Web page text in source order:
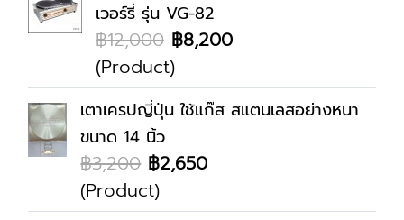
เวอร์รี่ รุ่น VG-82
฿12,000 ฿8,200
(Product)
เตาเครปญี่ปุ่น ใช้แก๊ส สแตนเลสอย่างหนา
ขนาด 14 นิ้ว
฿3,200 ฿2,650
(Product)